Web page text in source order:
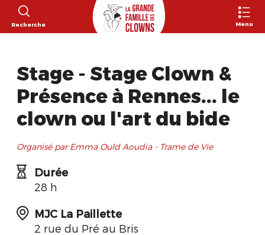
Recherche Menu
Stage - Stage Clown &
Présence à Rennes... le
clown ou l'art du bide
Organisé par Emma Ould Aoudia - Trame de Vie
Durée
28 h
MJC La Paillette
2 rue du Pré au Bris